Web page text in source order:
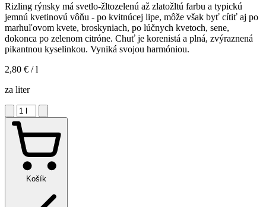
Rizling rýnsky má svetlo-žltozelenú až zlatožltú farbu a typickú
jemnú kvetinovú vôňu - po kvitnúcej lipe, môže však byť cítiť aj po
marhuľovom kvete, broskyniach, po lúčnych kvetoch, sene,
dokonca po zelenom citróne. Chuť je korenistá a plná, zvýraznená
pikantnou kyselinkou. Vyniká svojou harmóniou.
2,80 € / l
za liter
Košík